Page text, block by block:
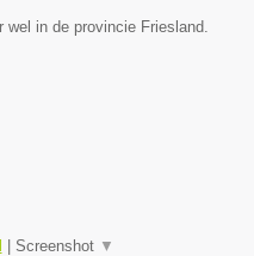
wel in de provincie Friesland.
Screenshot ▼